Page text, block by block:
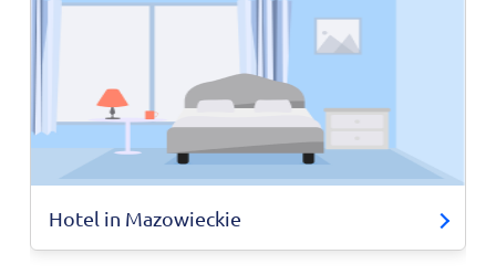
Hotel in Mazowieckie